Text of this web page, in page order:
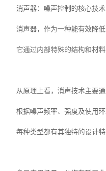
消声器：噪声控制的核心技术
消声器，作为一种能有效降
它通过内部特殊的结构和材
从原理上看，消声技术主要
根据噪声频率、强度及使用
每种类型都有其独特的设计